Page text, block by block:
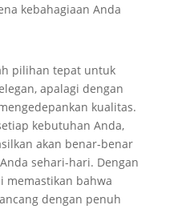
kebahagiaan Anda
pilihan tepat untuk
apalagi dengan
kualitas.
kebutuhan Anda,
akan benar-benar
sehari-hari. Dengan
memastikan bahwa
dengan penuh